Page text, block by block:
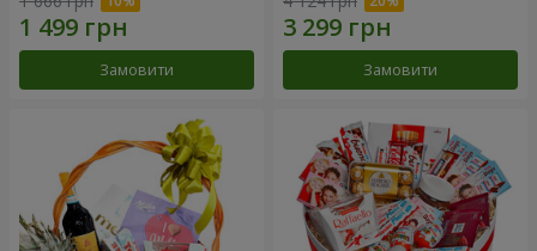
Замовити Замовити